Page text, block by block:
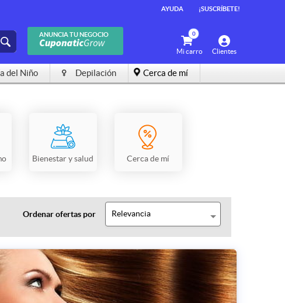
AYUDA ¡SUSCRÍBETE!
ANUNCIA TU NEGOCIO
Clientes
0
Mi carro
del Niño Depilación Cerca de mí
Bienestar y salud Cerca de mí
Ordenar ofertas por Relevancia